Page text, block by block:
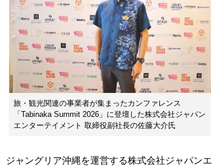
旅・観光関連の事業者が集まったカンファレンス
「Tabinaka Summit 2026」に登壇した株式会社ジャパン
エンターテイメント 取締役副社長の佐藤大介氏
ジャングリア沖縄を運営する株式会社ジャパンエ